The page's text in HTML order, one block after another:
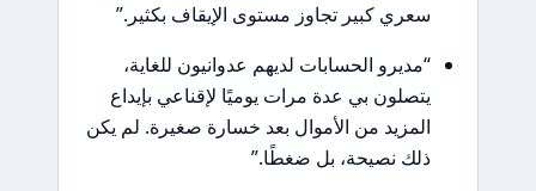
سعري كبير تجاوز مستوى الإيقاف بكثير.”
“مديرو الحسابات لديهم عدوانيون للغاية،
يتصلون بي عدة مرات يوميًا لإقناعي بإيداع
المزيد من الأموال بعد خسارة صغيرة. لم يكن
ذلك نصيحة، بل ضغطًا.”